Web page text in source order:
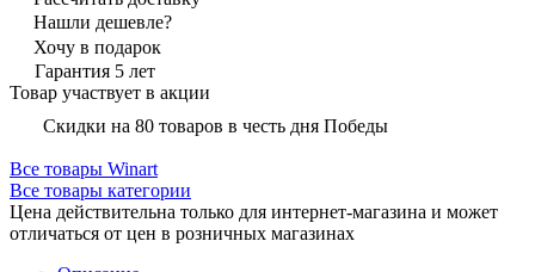
Нашли дешевле?
Хочу в подарок
Гарантия 5 лет
Товар участвует в акции
Скидки на 80 товаров в честь дня Победы
Все товары Winart
Все товары категории
Цена действительна только для интернет-магазина и может
отличаться от цен в розничных магазинах